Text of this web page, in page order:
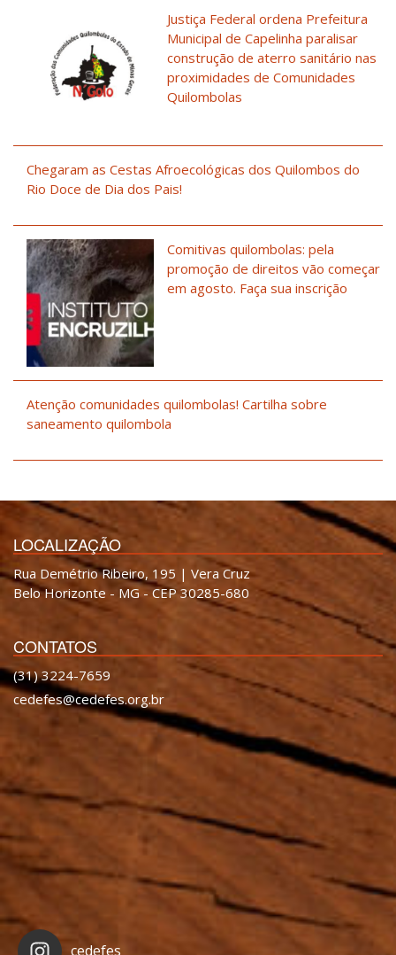
Justiça Federal ordena Prefeitura
Municipal de Capelinha paralisar
construção de aterro sanitário nas
proximidades de Comunidades
Quilombolas
Chegaram as Cestas Afroecológicas dos Quilombos do
Rio Doce de Dia dos Pais!
Comitivas quilombolas: pela
promoção de direitos vão começar
em agosto. Faça sua inscrição
Atenção comunidades quilombolas! Cartilha sobre
saneamento quilombola
LOCALIZAÇÃO
Rua Demétrio Ribeiro, 195 | Vera Cruz
Belo Horizonte - MG - CEP 30285-680
CONTATOS
(31) 3224-7659
cedefes@cedefes.org.br
cedefes_